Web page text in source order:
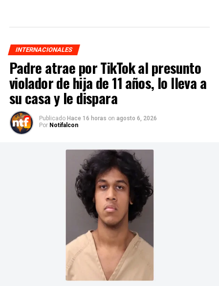
INTERNACIONALES
Padre atrae por TikTok al presunto
violador de hija de 11 años, lo lleva a
su casa y le dispara
Publicado Hace 16 horas on agosto 6, 2026
Por Notifalcon